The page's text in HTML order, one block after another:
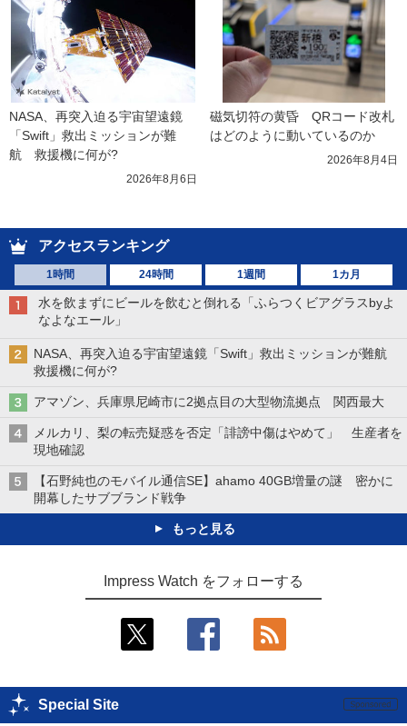
NASA、再突入迫る宇宙望遠鏡
「Swift」救出ミッションが難
航　救援機に何が?
2026年8月6日
磁気切符の黄昏　QRコード改札
はどのように動いているのか
2026年8月4日
アクセスランキング
1時間 24時間 1週間 1カ月
水を飲まずにビールを飲むと倒れる「ふらつくビアグラスbyよ
なよなエール」
NASA、再突入迫る宇宙望遠鏡「Swift」救出ミッションが難航
救援機に何が?
アマゾン、兵庫県尼崎市に2拠点目の大型物流拠点 関西最大
メルカリ、梨の転売疑惑を否定「誹謗中傷はやめて」 生産者を
現地確認
【石野純也のモバイル通信SE】ahamo 40GB増量の謎 密かに
開幕したサブブランド戦争
もっと見る
Impress Watch をフォローする
Special Site